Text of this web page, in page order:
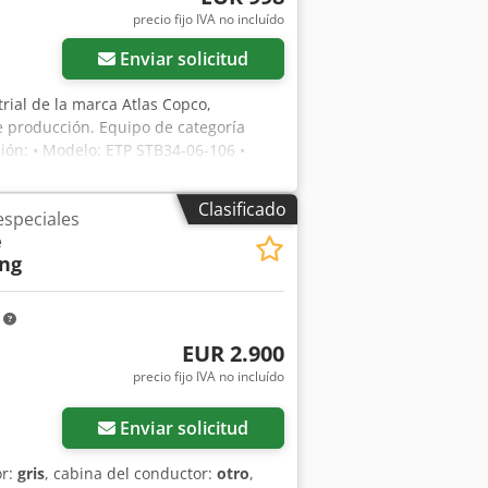
precio fijo IVA no incluído
Enviar solicitud
de la marca Atlas Copco,
Equipo de categoría
• Modelo: ETP STB34-06-106 •
2021 • Diseño ergonómico y bien
El conjunto incluye: • Atornillador a
• Todo tal como se muestra en
Sin grietas ni holguras. El equipo
industrial • Líneas de
nuevos: Coste mucho menor
Clasificado
EUR 2.900
precio fijo IVA no incluído
Enviar solicitud
gris, cabina del conductor: otro,